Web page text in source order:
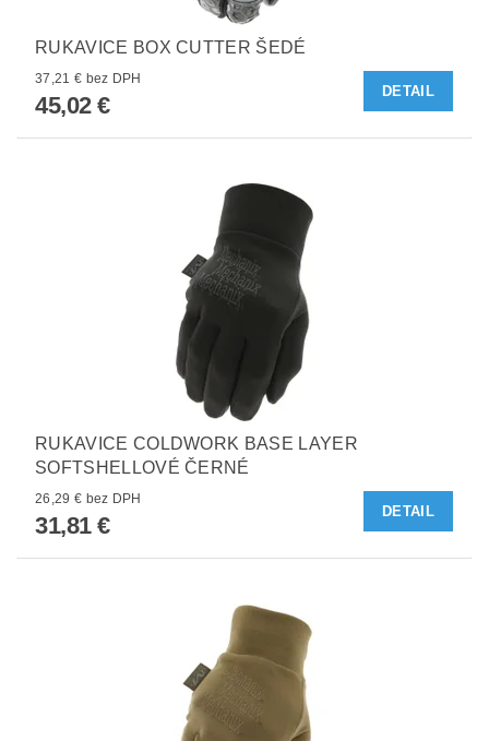
RUKAVICE BOX CUTTER ŠEDÉ
37,21 € bez DPH
45,02 €
DETAIL
RUKAVICE COLDWORK BASE LAYER
SOFTSHELLOVÉ ČERNÉ
26,29 € bez DPH
31,81 €
DETAIL